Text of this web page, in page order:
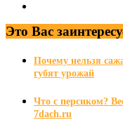
Это Вас
Почему нельзя
губят урожай
Что с персиком?
7dach.ru